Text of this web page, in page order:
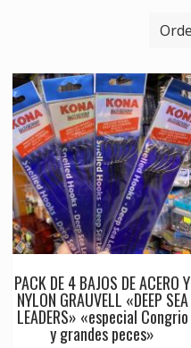
PACK DE 4 BAJOS DE ACERO Y
NYLON GRAUVELL «DEEP SEA
LEADERS» «especial Congrio
y grandes peces»